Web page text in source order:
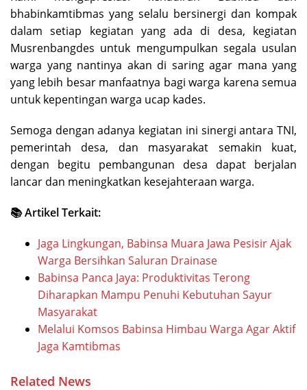
bhabinkamtibmas yang selalu bersinergi dan kompak
dalam setiap kegiatan yang ada di desa, kegiatan
Musrenbangdes untuk mengumpulkan segala usulan
warga yang nantinya akan di saring agar mana yang
yang lebih besar manfaatnya bagi warga karena semua
untuk kepentingan warga ucap kades.
Semoga dengan adanya kegiatan ini sinergi antara TNI,
pemerintah desa, dan masyarakat semakin kuat,
dengan begitu pembangunan desa dapat berjalan
lancar dan meningkatkan kesejahteraan warga.
📚 Artikel Terkait:
Jaga Lingkungan, Babinsa Muara Jawa Pesisir Ajak
Warga Bersihkan Saluran Drainase
Babinsa Panca Jaya: Produktivitas Terong
Diharapkan Mampu Penuhi Kebutuhan Sayur
Masyarakat
Melalui Komsos Babinsa Himbau Warga Agar Aktif
Jaga Kamtibmas
Related News